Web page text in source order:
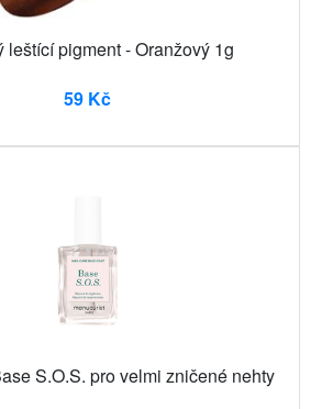
leštící pigment - Oranžový 1g
59 Kč
S.O.S. pro velmi zničené nehty